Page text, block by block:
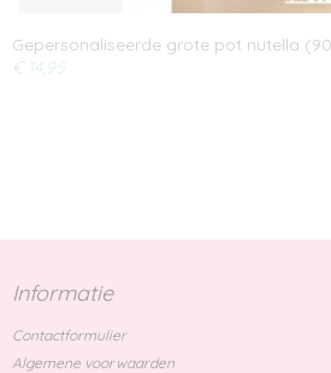
Gepersonaliseerde grote pot nutella
€ 14,95
Informatie
Contactformulier
Algemene voorwaarden